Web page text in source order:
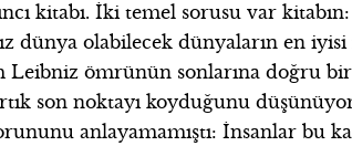
kitabı. İki temel sorusu var
dünya olabilecek dünyaların en
ömrünün sonlarına doğru
son noktayı koyduğunu
anlayamamıştı: İnsanlar bu